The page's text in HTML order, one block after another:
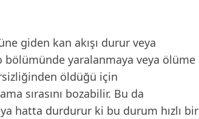
giden kan akışı durur veya
bölümünde yaralanmaya veya ölüme
öldüğü için
sırasını bozabilir. Bu da
hatta durdurur ki bu durum hızlı bir